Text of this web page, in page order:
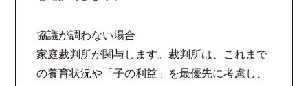
サマークラーク・ウィンタークラーク募集
衛生対策の強化
協議が調わない場合
家庭裁判所が関与します。裁判所は、これまで
の養育状況や「子の利益」を最優先に考慮し、